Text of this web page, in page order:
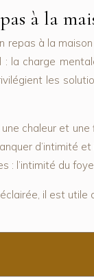
à la
repas à la
: la charge
les
chaleur et
d’intimité
: l’intimité du
il est